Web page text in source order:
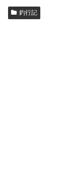
釣行記